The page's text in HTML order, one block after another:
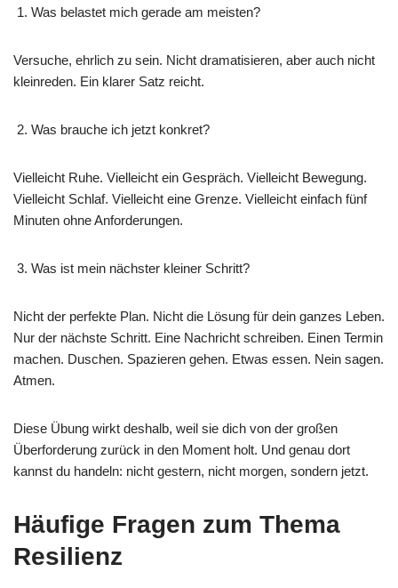
Was belastet mich gerade am meisten?
Versuche, ehrlich zu sein. Nicht dramatisieren, aber auch nicht
kleinreden. Ein klarer Satz reicht.
Was brauche ich jetzt konkret?
Vielleicht Ruhe. Vielleicht ein Gespräch. Vielleicht Bewegung.
Vielleicht Schlaf. Vielleicht eine Grenze. Vielleicht einfach fünf
Minuten ohne Anforderungen.
Was ist mein nächster kleiner Schritt?
Nicht der perfekte Plan. Nicht die Lösung für dein ganzes Leben.
Nur der nächste Schritt. Eine Nachricht schreiben. Einen Termin
machen. Duschen. Spazieren gehen. Etwas essen. Nein sagen.
Atmen.
Diese Übung wirkt deshalb, weil sie dich von der großen
Überforderung zurück in den Moment holt. Und genau dort
kannst du handeln: nicht gestern, nicht morgen, sondern jetzt.
Häufige Fragen zum Thema
Resilienz